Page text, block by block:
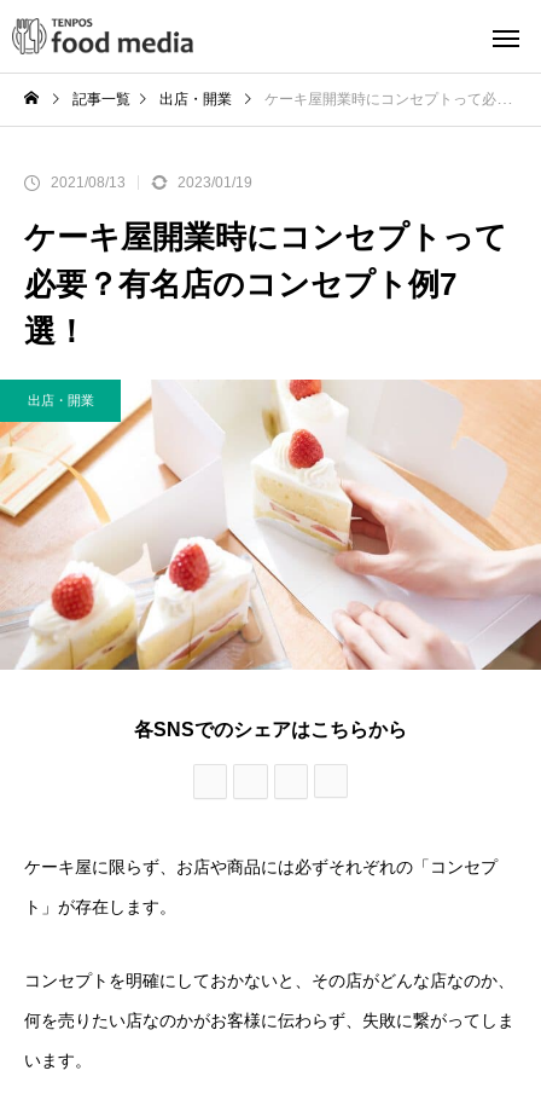
記事一覧 出店・開業 ケーキ屋開業時にコンセプトって必要？有名店のコンセプト例7選！
2021/08/13 2023/01/19
ケーキ屋開業時にコンセプトって
必要？有名店のコンセプト例7
選！
出店・開業
各SNSでのシェアはこちらから
ケーキ屋に限らず、お店や商品には必ずそれぞれの「コンセプ
ト」が存在します。
コンセプトを明確にしておかないと、その店がどんな店なのか、
何を売りたい店なのかがお客様に伝わらず、失敗に繋がってしま
います。